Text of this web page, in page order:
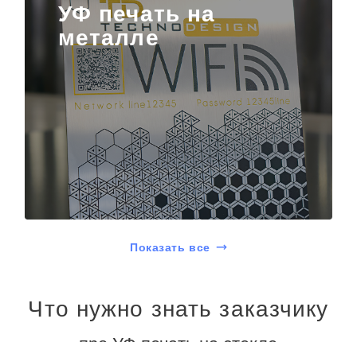
УФ печать на
металле
Показать все
Что нужно знать заказчику